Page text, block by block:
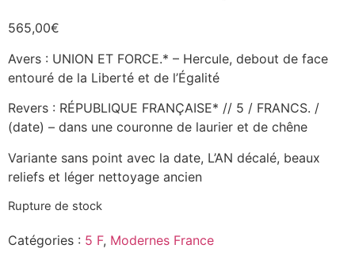
565,00€
Avers : UNION ET FORCE.* – Hercule, debout de face
entouré de la Liberté et de l’Égalité
Revers : RÉPUBLIQUE FRANÇAISE* // 5 / FRANCS. /
(date) – dans une couronne de laurier et de chêne
Variante sans point avec la date, L’AN décalé, beaux
reliefs et léger nettoyage ancien
Rupture de stock
Catégories : 5 F, Modernes France